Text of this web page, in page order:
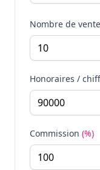
Nombre de
Honoraires /
Commission (%)